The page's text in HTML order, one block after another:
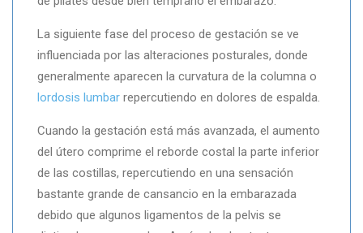
La siguiente fase del proceso de gestación se ve
influenciada por las alteraciones posturales, donde
generalmente aparecen la curvatura de la columna o
lordosis lumbar repercutiendo en dolores de espalda.
Cuando la gestación está más avanzada, el aumento
del útero comprime el reborde costal la parte inferior
de las costillas, repercutiendo en una sensación
bastante grande de cansancio en la embarazada
debido que algunos ligamentos de la pelvis se